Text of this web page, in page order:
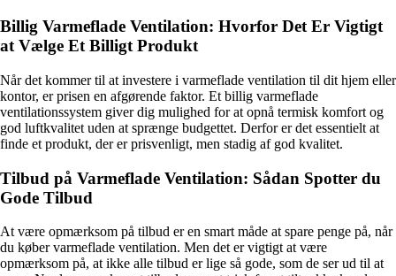
Billig Varmeflade Ventilation: Hvorfor Det Er Vigtigt
at Vælge Et Billigt Produkt
Når det kommer til at investere i varmeflade ventilation til dit hjem eller
kontor, er prisen en afgørende faktor. Et billig varmeflade
ventilationssystem giver dig mulighed for at opnå termisk komfort og
god luftkvalitet uden at sprænge budgettet. Derfor er det essentielt at
finde et produkt, der er prisvenligt, men stadig af god kvalitet.
Tilbud på Varmeflade Ventilation: Sådan Spotter du
Gode Tilbud
At være opmærksom på tilbud er en smart måde at spare penge på, når
du køber varmeflade ventilation. Men det er vigtigt at være
opmærksom på, at ikke alle tilbud er lige så gode, som de ser ud til at